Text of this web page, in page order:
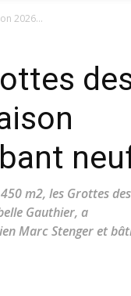
toute
2026...
m2, les Grottes des
Gauthier, a
Marc Stenger et